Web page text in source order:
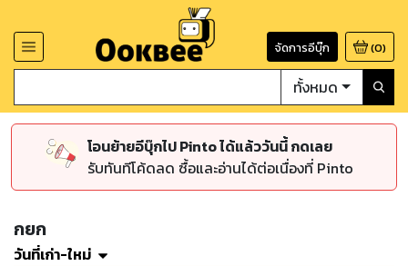
จัดการอีบุ๊ก (0)
ทั้งหมด
โอนย้ายอีบุ๊กไป Pinto ได้แล้ววันนี้ กดเลย
รับทันทีโค้ดลด ซื้อและอ่านได้ต่อเนื่องที่ Pinto
กยก
วันที่เก่า-ใหม่